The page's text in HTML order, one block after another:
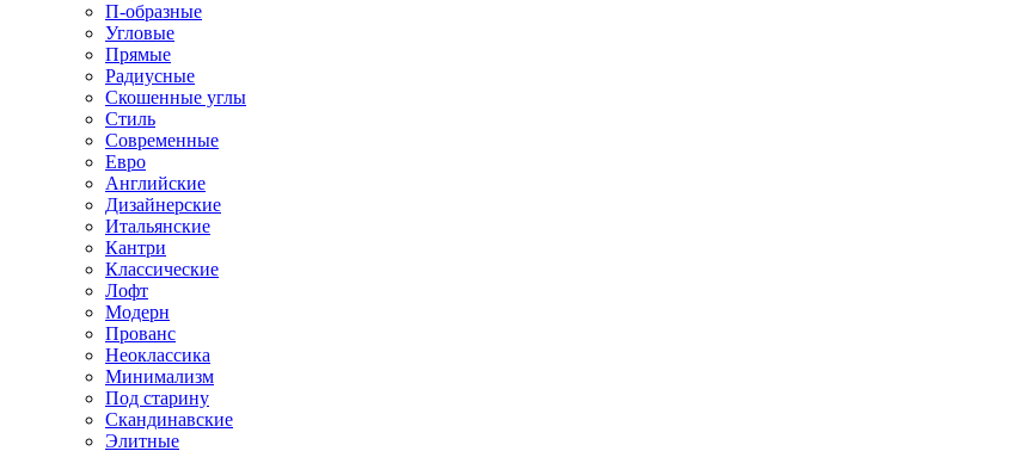
П-образные
Угловые
Прямые
Радиусные
Скошенные углы
Стиль
Современные
Евро
Английские
Дизайнерские
Итальянские
Кантри
Классические
Лофт
Модерн
Прованс
Неоклассика
Минимализм
Под старину
Скандинавские
Элитные